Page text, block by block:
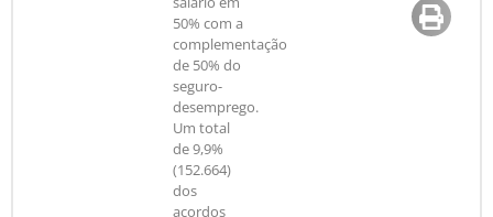
50% com a
complementação
de 50% do
seguro-
desemprego.
Um total
de 9,9%
(152.664)
dos
acordos